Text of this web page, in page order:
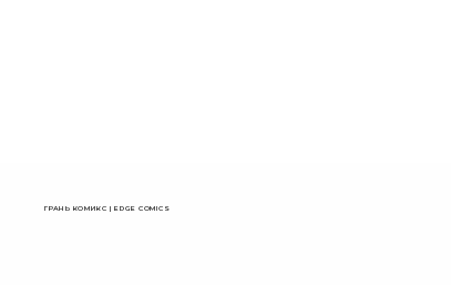
ГРАНЬ КОМИКС | EDGE COMICS